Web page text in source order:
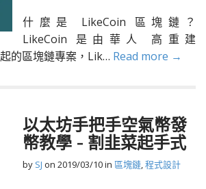
什麼是 LikeCoin 區塊鏈？
LikeCoin 是由華人 高重建
的區塊鏈專案，Lik… Read more →
以太坊手把手空氣幣發
幣教學 - 割韭菜起手式
by SJ on 2019/03/10in 區塊鏈,程式設計